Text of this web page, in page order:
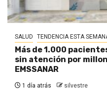
SALUD TENDENCIA ESTA
Más de 1.000
sin atención por
EMSSANAR
1 día atrás silvestre